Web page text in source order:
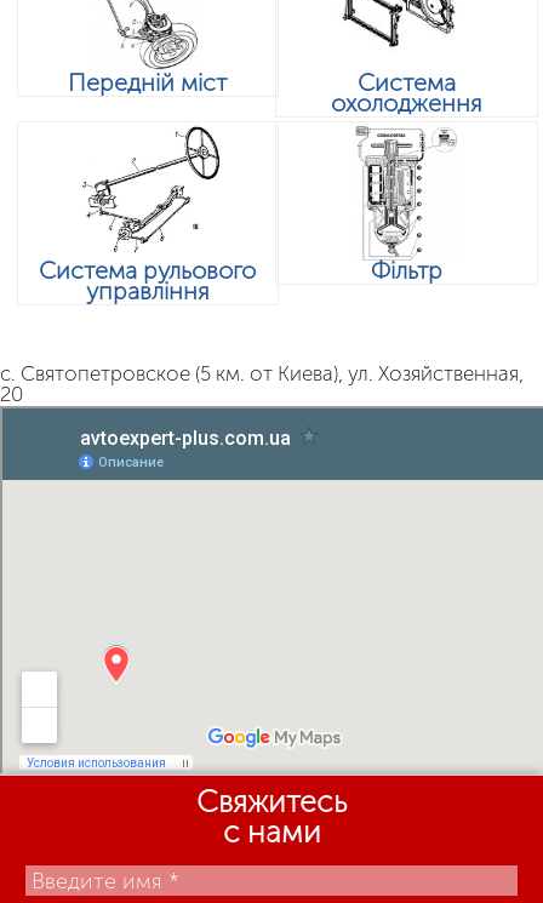
Передній міст Система
охолодження
Система рульового
управління
Фільтр
с. Святопетровское (5 км. от Киева), ул. Хозяйственная,
20
Свяжитесь
с нами